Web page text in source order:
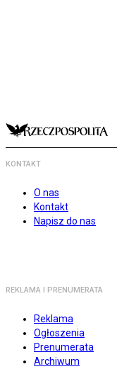
KONTAKT
O nas
Kontakt
Napisz do nas
REKLAMA I PRENUMERATA
Reklama
Ogłoszenia
Prenumerata
Archiwum